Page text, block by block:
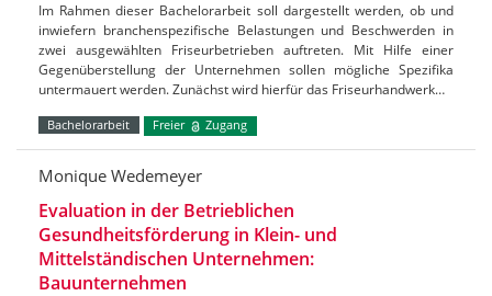
Im Rahmen dieser Bachelorarbeit soll dargestellt werden, ob und
inwiefern branchenspezifische Belastungen und Beschwerden in
zwei ausgewählten Friseurbetrieben auftreten. Mit Hilfe einer
Gegenüberstellung der Unternehmen sollen mögliche Spezifika
untermauert werden. Zunächst wird hierfür das Friseurhandwerk…
Bachelorarbeit Freier Zugang
Monique Wedemeyer
Evaluation in der Betrieblichen
Gesundheitsförderung in Klein- und
Mittelständischen Unternehmen:
Bauunternehmen